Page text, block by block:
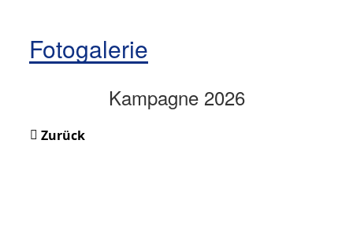
Fotogalerie
Kampagne 2026
Zurück